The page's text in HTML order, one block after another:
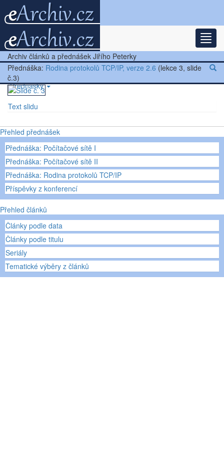
Nejnovější články
Další články
Přednášky
Ostatní
Archiv článků a přednášek Jiřího Peterky
Přednáška: Rodina protokolů TCP/IP, verze 2.6 (lekce 3, slide
č.3)
Text slidu
Přehled přednášek
Přednáška: Počítačové sítě I
Přednáška: Počítačové sítě II
Přednáška: Rodina protokolů TCP/IP
Příspěvky z konferencí
Přehled článků
Články podle data
Články podle titulu
Seriály
Tematické výběry z článků